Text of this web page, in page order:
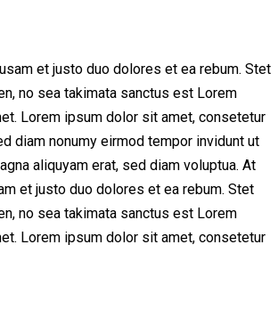
et justo duo dolores et ea rebum. Stet
no sea takimata sanctus est Lorem
Lorem ipsum dolor sit amet, consetetur
diam nonumy eirmod tempor invidunt ut
aliquyam erat, sed diam voluptua. At
et justo duo dolores et ea rebum. Stet
no sea takimata sanctus est Lorem
Lorem ipsum dolor sit amet, consetetur